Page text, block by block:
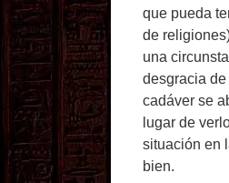
que pueda
de
una
desgracia de
cadáver se
lugar de
situación en
bien.